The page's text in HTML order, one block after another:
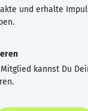
und erhalte
kannst Du